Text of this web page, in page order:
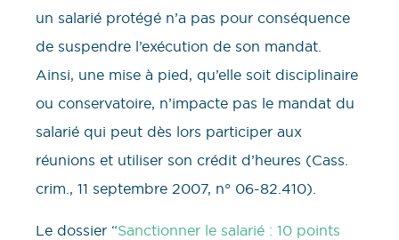
un salarié protégé n’a pas pour conséquence
de suspendre l’exécution de son mandat.
Ainsi, une mise à pied, qu’elle soit disciplinaire
ou conservatoire, n’impacte pas le mandat du
salarié qui peut dès lors participer aux
réunions et utiliser son crédit d’heures (Cass.
crim., 11 septembre 2007, n° 06-82.410).
Le dossier “Sanctionner le salarié : 10 points